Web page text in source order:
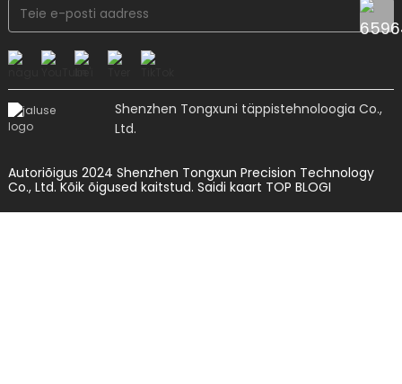
Shenzhen Tongxuni täppistehnoloogia Co.,
Ltd.
Autoriõigus 2024 Shenzhen Tongxun Precision Technology
Co., Ltd. Kõik õigused kaitstud. Saidi kaart TOP BLOGI